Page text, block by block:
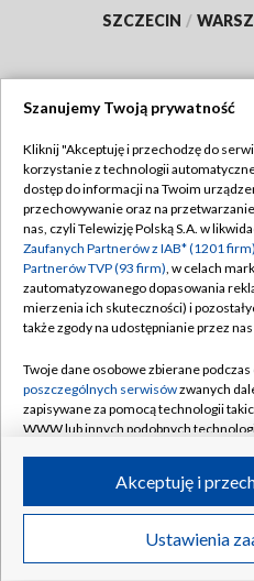
SZCZECIN /
Abonament TVP
Emisja w TVP
Centrum informacji TVP
Naziemna Telewizja
Rada Programowa
System NOS
Informacje o nadawcy
Program dla prasy
Ogłoszenie przetargowe
Polityka
Moje
©2026 Telewizja
Szanujemy Twoją prywatność
Kliknij "Akceptuję i przechodzę do
korzystanie z technologii
dostęp do informacji na Twoim
przechowywanie oraz na
nas, czyli Telewizję Polską S.A. w
Zaufanych Partnerów z IAB* (1201 firm)
Partnerów TVP (93 firm), w celach
zautomatyzowanego dopasowania
mierzenia ich skuteczności) i
także zgody na udostępnianie przez
Twoje dane osobowe zbierane
poszczególnych serwisówzwanych
zapisywane za pomocą technologii
WWW lub innych podobnych
ruchu w Internecie.
Twoje dane osobowe zbierane
poszczególnych serwisówna Portalu,
Ustawienia
Akceptuję i